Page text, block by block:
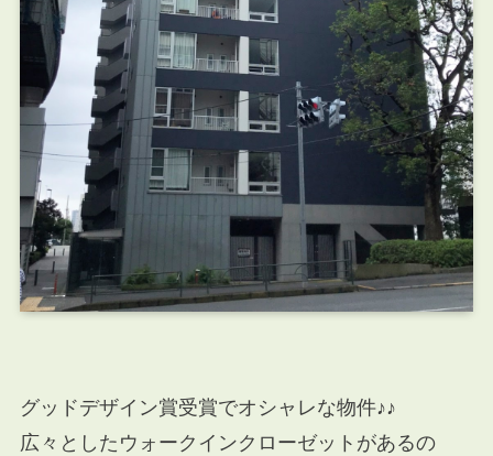
グッドデザイン賞受賞でオシャレな物件♪♪
広々としたウォークインクローゼットがあるの